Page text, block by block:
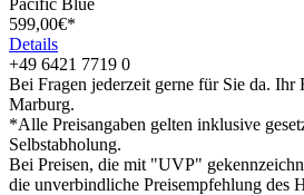
599,00€*
Details
+49 6421 7719 0
Bei Fragen jederzeit gerne für Sie da. Ihr
Marburg.
*Alle Preisangaben gelten inklusive
Selbstabholung.
Bei Preisen, die mit "UVP"
die unverbindliche Preisempfehlung des